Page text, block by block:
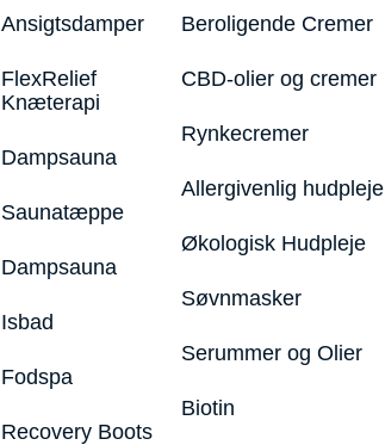
Ansigtsdamper
FlexRelief
Knæterapi
Dampsauna
Saunatæppe
Dampsauna
Isbad
Fodspa
Recovery Boots
Beroligende Cremer
CBD-olier og cremer
Rynkecremer
Allergivenlig hudpleje
Økologisk Hudpleje
Søvnmasker
Serummer og Olier
Biotin